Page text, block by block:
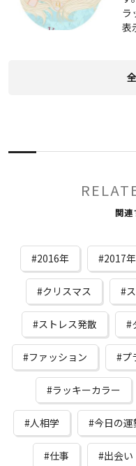
ラ
表
関連
2016年 2017年
クリスマス
ストレス発散
ファッション プ
ラッキーカラー
人相学 今日の運
仕事 出会い